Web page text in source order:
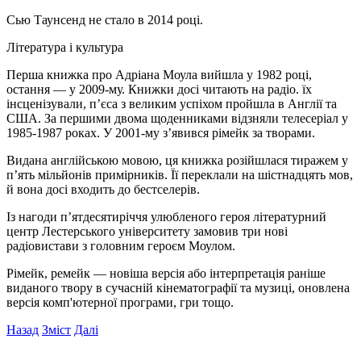
Сью Таунсенд не стало в 2014 році.
Література і культура
Перша книжка про Адріана Моула вийшла у 1982 році,
остання — у 2009-му. Книжки досі читають на радіо. їх
інсценізували, п’єса з великим успіхом пройшла в Англії та
США. За першими двома щоденниками відзняли телесеріал у
1985-1987 роках. У 2001-му з’явився рімейк за творами.
Видана англійською мовою, ця книжка розійшлася тиражем у
п’ять мільйонів примірників. Її переклали на шістнадцять мов,
й вона досі входить до бестселерів.
Із нагоди п’ятдесятиріччя улюбленого героя літературний
центр Лестерського університету замовив три нові
радіовистави з головним героєм Моулом.
Рімейк, ремейк — новіша версія або інтерпретація раніше
виданого твору в сучасній кінематографії та музиці, оновлена
версія комп'ютерної програми, гри тощо.
Назад Зміст Далі